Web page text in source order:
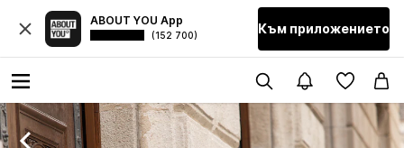
ABOUT YOU App
(152 700) Към приложението